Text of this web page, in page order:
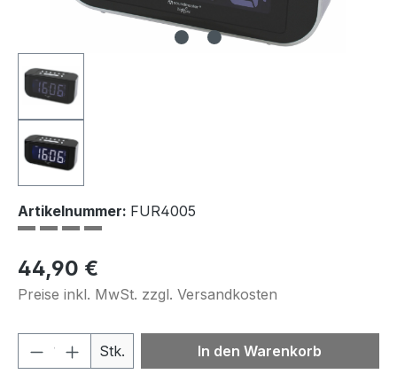
Artikelnummer: FUR4005
Regulärer Preis:
44,90 €
Preise inkl. MwSt. zzgl. Versandkosten
Produkt Anzahl: Gib den
Stk. In den Warenkorb